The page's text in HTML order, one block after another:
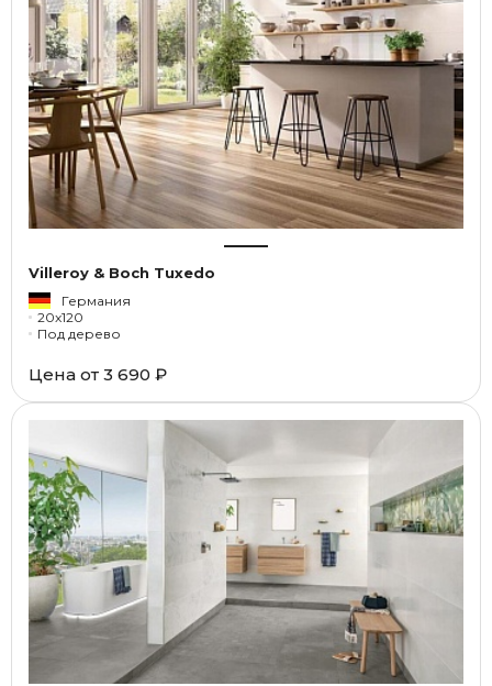
Villeroy & Boch Tuxedo
Германия
20x120
Под дерево
Цена от 3 690 ₽